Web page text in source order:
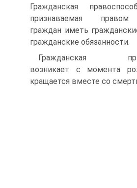
Гражданская
признаваемая правом
граждан иметь
гражданские обязанности.
Гражданская
возникает с момента
кращается вместе со